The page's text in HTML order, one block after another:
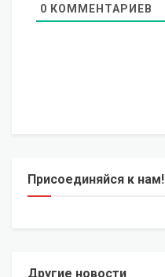
0 КОММЕНТАРИЕВ
Присоединяйся к нам!
Другие новости